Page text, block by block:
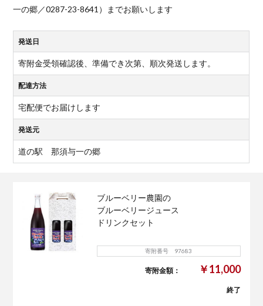
一の郷／0287-23-8641）までお願いします
発送日
寄附金受領確認後、準備でき次第、順次発送します。
配達方法
宅配便でお届けします
発送元
道の駅 那須与一の郷
ブルーベリー農園の
ブルーベリージュース
ドリンクセット
寄附番号 97683
寄附金額： ￥11,000
終了